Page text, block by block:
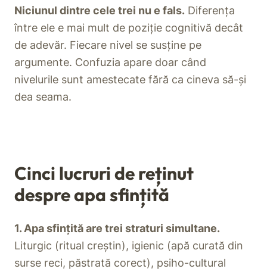
Niciunul dintre cele trei nu e fals. Diferența
între ele e mai mult de poziție cognitivă decât
de adevăr. Fiecare nivel se susține pe
argumente. Confuzia apare doar când
nivelurile sunt amestecate fără ca cineva să-și
dea seama.
Cinci lucruri de reținut
despre apa sfințită
1. Apa sfințită are trei straturi simultane.
Liturgic (ritual creștin), igienic (apă curată din
surse reci, păstrată corect), psiho-cultural